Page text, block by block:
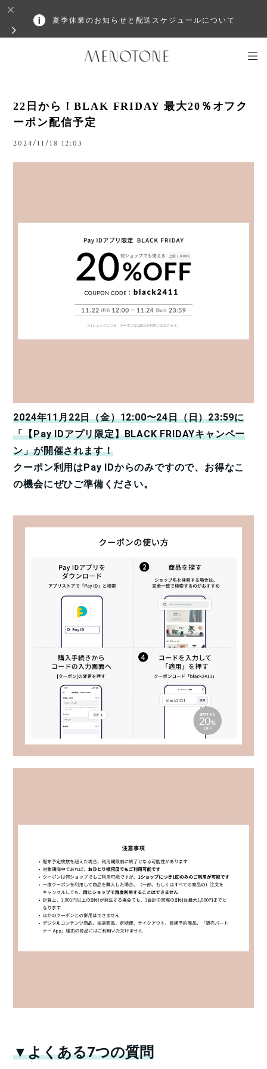
夏季休業のお知らせと配送スケジュールについて
22日から！BLAK FRIDAY 最大20％オフク
ーポン配信予定
2024/11/18 12:03
2024年11月22日（金）12:00〜24日（日）23:59に
「【Pay IDアプリ限定】BLACK FRIDAYキャンペー
ン」が開催されます！
クーポン利用はPay IDからのみですので、お得なこ
の機会にぜひご準備ください。
▼よくある7つの質問